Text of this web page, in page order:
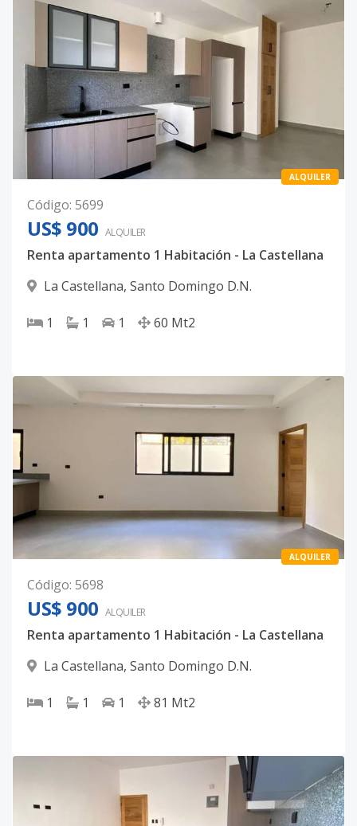
ALQUILER
Código: 5699
US$ 900 ALQUILER
Renta apartamento 1 Habitación - La Castellana
La Castellana, Santo Domingo D.N.
1 1 1 60 Mt2
ALQUILER
Código: 5698
US$ 900 ALQUILER
Renta apartamento 1 Habitación - La Castellana
La Castellana, Santo Domingo D.N.
1 1 1 81 Mt2